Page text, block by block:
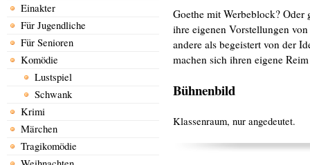
Einakter
Für Jugendliche
Für Senioren
Komödie
Lustspiel
Schwank
Krimi
Märchen
Tragikomödie
Goethe mit Werbeblock?
ihre eigenen Vorstellungen
andere als begeistert von der
machen sich ihren eigene
Bühnenbild
Klassenraum, nur angedeutet.